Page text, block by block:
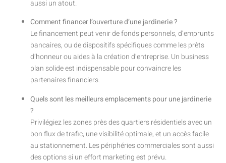
aussi un atout.
Comment financer l’ouverture d’une jardinerie ?
Le financement peut venir de fonds personnels, d’emprunts
bancaires, ou de dispositifs spécifiques comme les prêts
d’honneur ou aides à la création d’entreprise. Un business
plan solide est indispensable pour convaincre les
partenaires financiers.
Quels sont les meilleurs emplacements pour une jardinerie
?
Privilégiez les zones près des quartiers résidentiels avec un
bon flux de trafic, une visibilité optimale, et un accès facile
au stationnement. Les périphéries commerciales sont aussi
des options si un effort marketing est prévu.